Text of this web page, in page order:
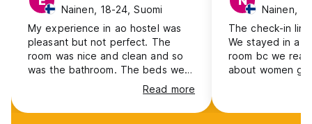
Nainen, 18-24, Suomi
My experience in ao hostel was
pleasant but not perfect. The
room was nice and clean and so
was the bathroom. The beds were
comfortable and had a little walls
to provide a little bit privacy. The
staff was also friendly. On the
Read more
Nainen,
The check-in
We stayed in a
room bc we
about women
shower had